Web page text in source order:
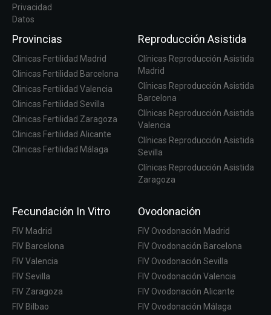
Privacidad
Datos
Provincias
Clinicas Fertilidad Madrid
Clinicas Fertilidad Barcelona
Clinicas Fertilidad Valencia
Clinicas Fertilidad Sevilla
Clinicas Fertilidad Zaragoza
Clinicas Fertilidad Alicante
Clinicas Fertilidad Málaga
Reproducción Asistida
Clínicas Reproducción Asistida
Madrid
Clínicas Reproducción Asistida
Barcelona
Clínicas Reproducción Asistida
Valencia
Clínicas Reproducción Asistida
Sevilla
Clínicas Reproducción Asistida
Zaragoza
Fecundación In Vitro
FIV Madrid
FIV Barcelona
FIV Valencia
FIV Sevilla
FIV Zaragoza
FIV Bilbao
Ovodonación
FIV Ovodonación Madrid
FIV Ovodonación Barcelona
FIV Ovodonación Sevilla
FIV Ovodonación Valencia
FIV Ovodonación Alicante
FIV Ovodonación Málaga